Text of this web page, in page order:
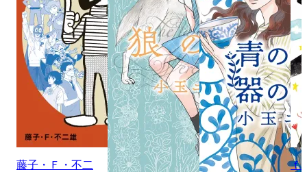
藤子・Ｆ・不二
ｆ